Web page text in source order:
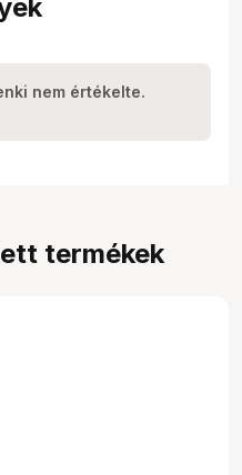
nem értékelte.
termékek